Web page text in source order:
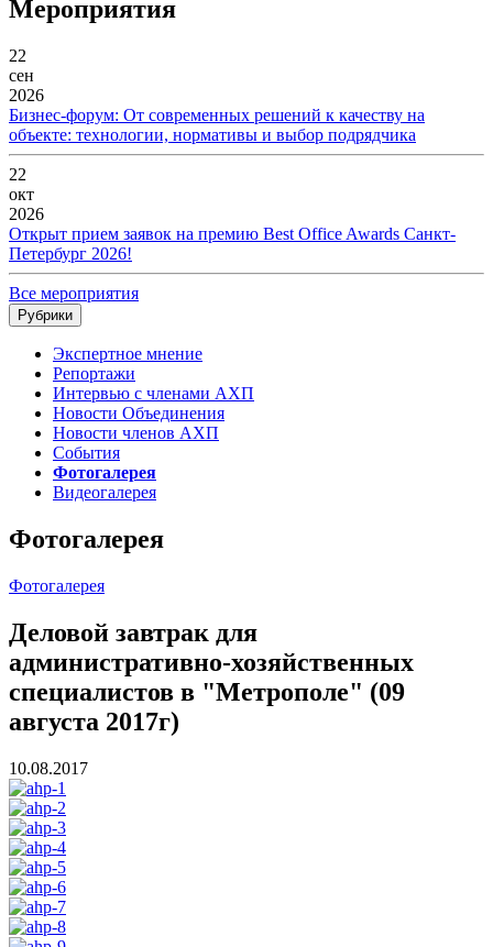
Мероприятия
22
сен
2026
Бизнес-форум: От современных решений к качеству на
объекте: технологии, нормативы и выбор подрядчика
22
окт
2026
Открыт прием заявок на премию Best Office Awards Санкт-
Петербург 2026!
Все мероприятия
Рубрики
Экспертное мнение
Репортажи
Интервью с членами АХП
Новости Объединения
Новости членов АХП
События
Фотогалерея
Видеогалерея
Фотогалерея
Фотогалерея
Деловой завтрак для
административно-хозяйственных
специалистов в "Метрополе" (09
августа 2017г)
10.08.2017